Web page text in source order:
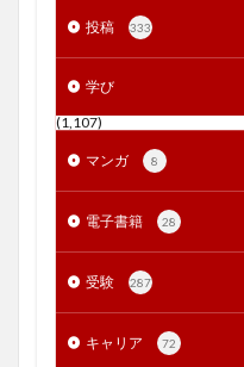
投稿 333
学び
(1,107)
マンガ 8
電子書籍 28
受験 287
キャリア 72